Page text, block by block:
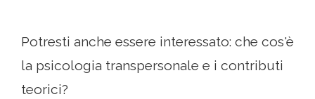
Potresti anche essere interessato: che cos'è
la psicologia transpersonale e i contributi
teorici?